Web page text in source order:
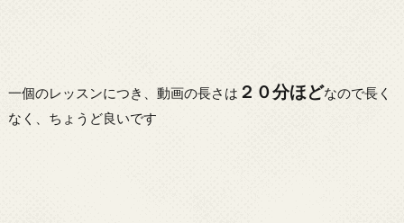
一個のレッスンにつき、動画の長さは ２０分ほどなので長く
なく、ちょうど良いです